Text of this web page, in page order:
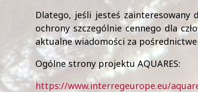
Dlatego, jeśli jesteś
ochrony szczególnie cennego dla
aktualne wiadomości za
Ogólne strony projektu AQUARES:
https://www.interregeurope.eu/